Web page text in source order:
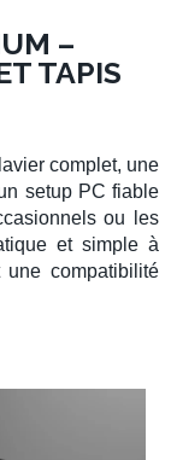
–
TAPIS
complet, une
setup PC fiable
ou les
et simple à
compatibilité